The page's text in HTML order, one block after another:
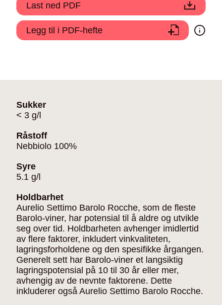
Last ned PDF
Legg til i PDF-hefte
Sukker
< 3 g/l
Råstoff
Nebbiolo 100%
Syre
5.1 g/l
Holdbarhet
Aurelio Settimo Barolo Rocche, som de fleste
Barolo-viner, har potensial til å aldre og utvikle
seg over tid. Holdbarheten avhenger imidlertid
av flere faktorer, inkludert vinkvaliteten,
lagringsforholdene og den spesifikke årgangen.
Generelt sett har Barolo-viner et langsiktig
lagringspotensial på 10 til 30 år eller mer,
avhengig av de nevnte faktorene. Dette
inkluderer også Aurelio Settimo Barolo Rocche.